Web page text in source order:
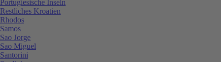
Portugiesische Inseln
Restliches Kroatien
Rhodos
Samos
Sao Jorge
Sao Miguel
Santorini